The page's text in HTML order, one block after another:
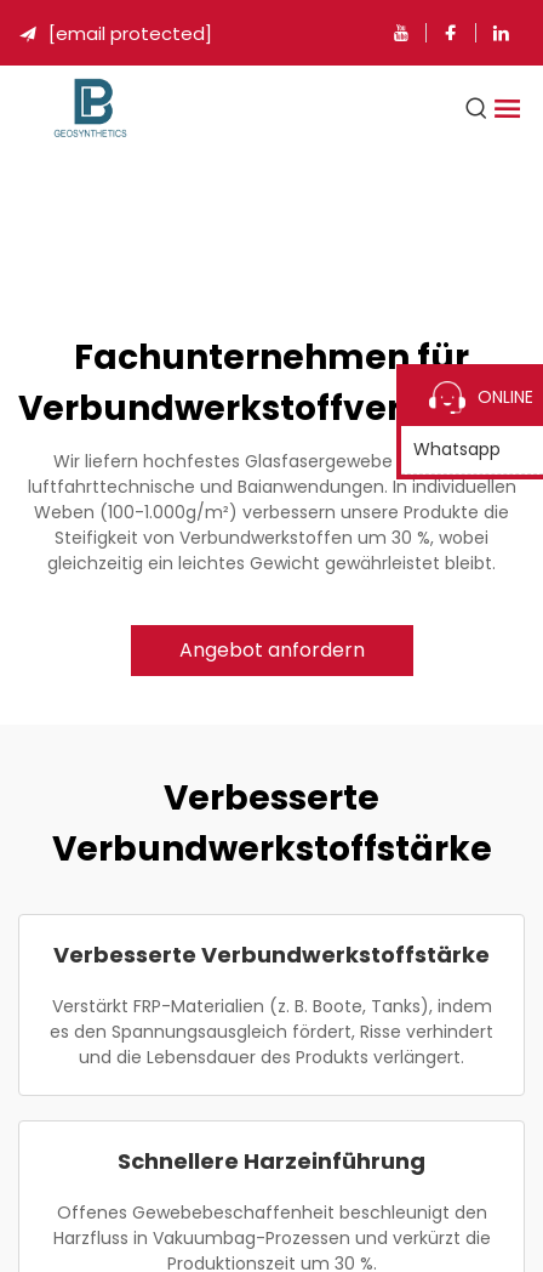
 [email protected]
Fachunternehmen für
Wir liefern hochfestes Glasfasergewebe für marine,
luftfahrttechnische und Baianwendungen. In individuellen
Weben (100-1.000g/m²) verbessern unsere Produkte die
Steifigkeit von Verbundwerkstoffen um 30 %, wobei
gleichzeitig ein leichtes Gewicht gewährleistet bleibt.
Angebot anfordern
Verbesserte
Verbundwerkstoffstärke
Verbesserte Verbundwerkstoffstärke
Verstärkt FRP-Materialien (z. B. Boote, Tanks), indem
es den Spannungsausgleich fördert, Risse verhindert
und die Lebensdauer des Produkts verlängert.
Schnellere Harzeinführung
Offenes Gewebebeschaffenheit beschleunigt den
Harzfluss in Vakuumbag-Prozessen und verkürzt die
Produktionszeit um 30 %.
ONLINE
Whatsapp